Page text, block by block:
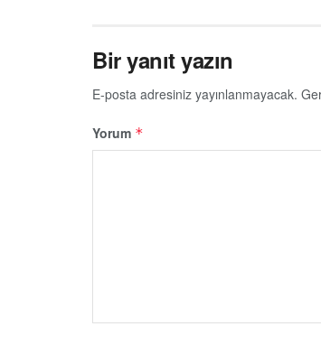
Bir yanıt yazın
E-posta adresiniz yayınlanmayacak.
Yorum *